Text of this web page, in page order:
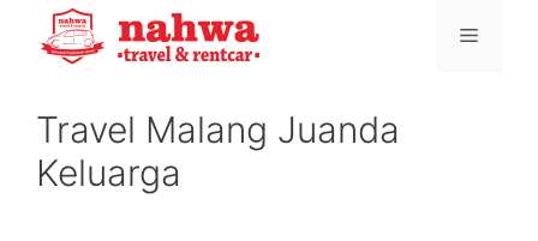
Menu
Travel Malang Juanda
Keluarga